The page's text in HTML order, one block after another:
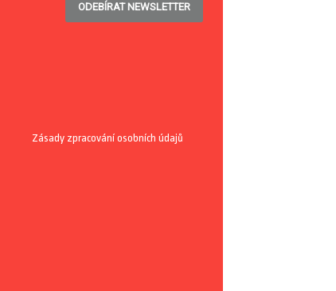
ODEBÍRAT NEWSLETTER
Zásady zpracování osobních údajů